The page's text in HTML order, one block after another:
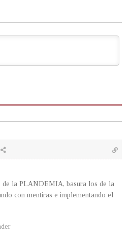
de la PLANDEMIA, basura los de la
con mentiras e implementando el